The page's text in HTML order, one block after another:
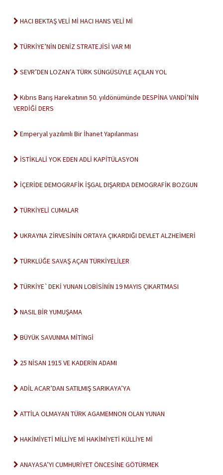
HACI BEKTAŞ VELİ Mİ HACI HANS VELİ Mİ
TÜRKİYE’NİN DENİZ STRATEJİSİ VAR MI
SEVR’DEN LOZAN’A TÜRK SÜNGÜSÜYLE AÇILAN YOL
Kıbrıs Barış Harekatının 50. yıldönümünde DESPİNA VANDİ’NİN
VERDİĞİ DERS
Emperyal yazılımlı Bir İhanet Yapılanması
İSTİKLALİ YOK EDEN ADLİ KAPİTÜLASYON
İÇERİDE DEMOGRAFİK İŞGAL DIŞARIDA DEMOGRAFİK BOZGUN
TÜRKİYELİ CUMALAR
UKRAYNA ZİRVESİNİN ORTAYA ÇIKARDIĞI DEVLET ALZHEİMERİ
TÜRKLÜĞE SAVAŞ AÇAN TÜRKİYELİLER
TÜRKİYE`DEKİ YUNAN LOBİSİNİN 19 MAYIS ÇIKARTMASI
NASIL BİR YUMUŞAMA
BÜYÜK SAVUNMA MİTİNGİ
25 NİSAN 1915 VE KADERİN ADAMI
ADİL ACAR’DAN SATILMIŞ SARIKAYA’YA
ATTİLA OLMAYAN TÜRK AGAMEMNON OLAN YUNAN
HAKİMİYETİ MİLLİYE Mİ HAKİMİYETİ KÜLLİYE Mİ
ANAYASA’YI CUMHURİYET ÖNCESİNE GÖTÜRMEK